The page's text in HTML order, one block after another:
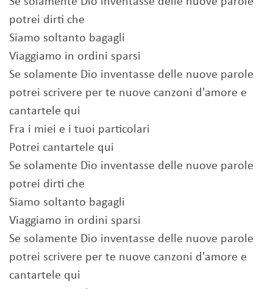
potrei dirti che
Siamo soltanto bagagli
Viaggiamo in ordini sparsi
Se solamente Dio inventasse delle nuove parole
potrei scrivere per te nuove canzoni d'amore e
cantartele qui
Fra i miei e i tuoi particolari
Potrei cantartele qui
Se solamente Dio inventasse delle nuove parole
potrei dirti che
Siamo soltanto bagagli
Viaggiamo in ordini sparsi
Se solamente Dio inventasse delle nuove parole
potrei scrivere per te nuove canzoni d'amore e
cantartele qui